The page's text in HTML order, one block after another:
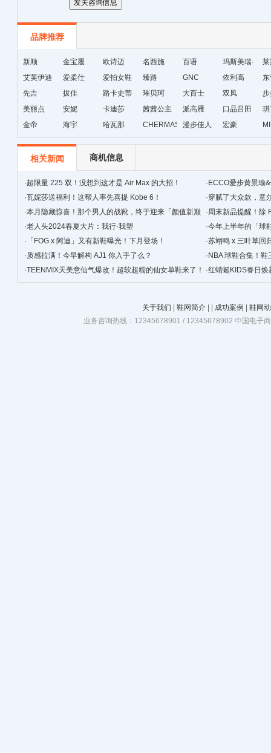
品牌推荐
新顺 金宝履 欧诗迈 名西施 百语
玛斯美瑞·
琳
艾芙伊迪
爱柔仕 爱拍女鞋 臻路 GNC 依利高
先吉
拔佳
路卡史蒂
芙
璀贝珂 大百士 双凤
美丽点
安妮 卡迪莎 茜茜公主 派高雁 口品吕田
金帝
海宇 哈瓦那 CHERMAS&KAETH
漫步佳人 宏豪
相关新闻 商机信息
·超限量 225 双！没想到这才是 Air Max 的大招！ · ECCO爱步黄景瑜
·瓦妮莎送福利！这帮人率先喜提 Kobe 6！ ·穿腻了大众款，‍‍意
·本月隐藏惊喜！那个男人的战靴，终于迎来「颜值新巅
峰」！
·周末新品提醒！除
·老人头2024春夏大片：我行·我塑 ·今年上半年的「球
简单！
· 「FOG x 阿迪」又有新鞋曝光！下月登场！ ·苏翊鸣 x 三叶草回
·质感拉满！今早解构 AJ1 你入手了么？ · NBA 球鞋合集！
·TEENMIX天美意仙气爆改！超软超糯的仙女单鞋来了！ ·红蜻蜓KIDS春日焕
关于我们 鞋网简介 成功案例
鞋网
业务咨询热线：12345678901 / 12345678902 中国电子